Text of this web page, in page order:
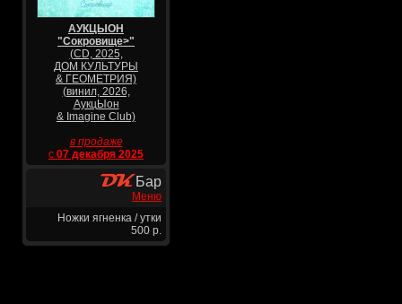
АУКЦЫОН
"Сокровище>"
(CD, 2025,
ДОМ КУЛЬТУРЫ
& ГЕОМЕТРИЯ)
(винил, 2026,
АукцЫон
& Imagine Club)
в продаже
с 07 декабря 2025
Бар
Меню
Ножки ягненка / утки
500 р.